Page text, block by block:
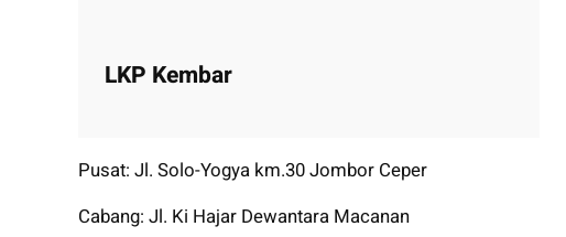
LKP Kembar
Pusat: Jl. Solo-Yogya km.30 Jombor Ceper
Cabang: Jl. Ki Hajar Dewantara Macanan